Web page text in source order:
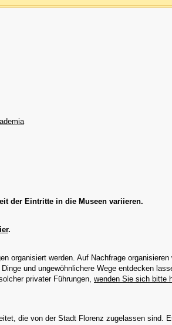
der Eintritte in die Museen variieren.
.
organisiert werden. Auf Nachfrage organisieren
und ungewöhnlichere Wege entdecken
privater Führungen, wenden Sie sich bitte
die von der Stadt Florenz zugelassen sind.